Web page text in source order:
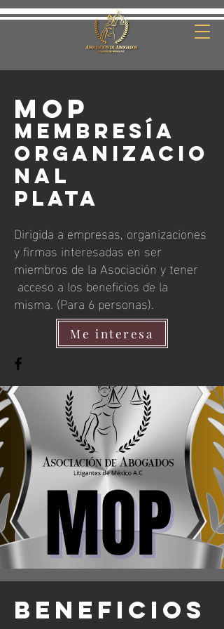
MOP
Membresía
Organizacio
nal
Plata
Dirigida a empresas, organizaciones
y firmas interesadas en ser
miembros de la Asociación y tener
acceso a los beneficios de la
misma. (Para 6 personas).
Me interesa
BENEFICIOS